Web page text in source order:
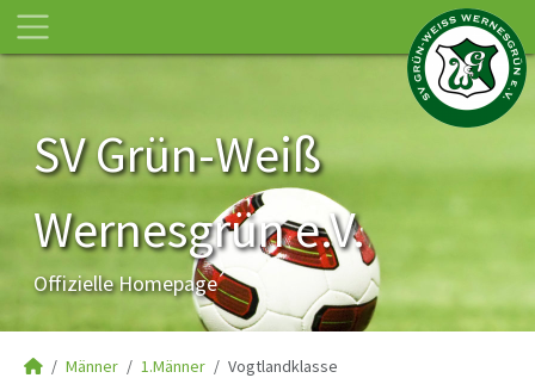
SV Grün-Weiß
Wernesgrün e.V.
Offizielle Homepage
Männer 1.Männer Vogtlandklasse